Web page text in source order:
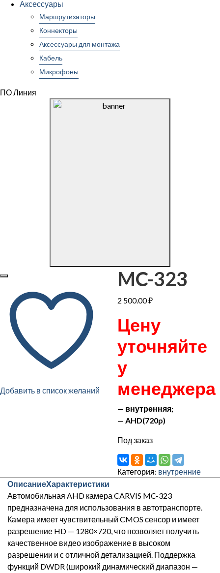
Аксессуары
Маршрутизаторы
Коннекторы
Аксессуары для монтажа
Кабель
Микрофоны
ПО Линия
Добавить в список желаний
MC-323
2 500.00₽
Цену
уточняйте
у
менеджера
— внутренняя;
— AHD(720p)
Под заказ
Категория: внутренние
ОписаниеХарактеристики
Автомобильная AHD камера CARVIS MC-323
предназначена для использования в автотранспорте.
Камера имеет чувствительный CMOS сенсор и имеет
разрешение HD — 1280×720, что позволяет получить
качественное видео изображение в высоком
разрешении и с отличной детализацией. Поддержка
функций DWDR (широкий динамический диапазон —